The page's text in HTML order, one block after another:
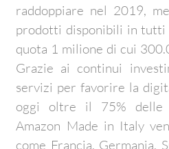
raddoppiare nel 2019,
prodotti disponibili in tutti
quota 1 milione di cui
Grazie ai continui
servizi per favorire la
oggi oltre il 75% delle
Amazon Made in Italy
come Francia, Germania,